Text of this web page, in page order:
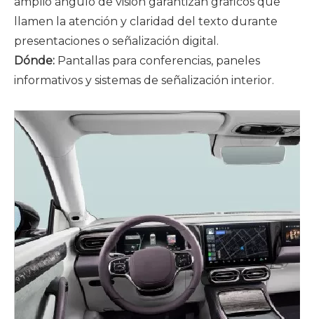
llamen la atención y claridad del texto durante
presentaciones o señalización digital.
Dónde: Pantallas para conferencias, paneles
informativos y sistemas de señalización interior.